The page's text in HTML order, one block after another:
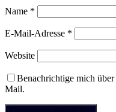
Name *
E-Mail-Adresse *
Website
Benachrichtige mich
Mail.